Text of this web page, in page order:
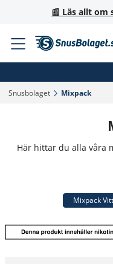
📰 Läs allt om
Snusbolaget‎ Mixpack‎
Här hittar du alla våra
Mixpack